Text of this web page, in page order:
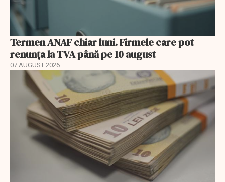
Termen ANAF chiar luni. Firmele care pot
renunța la TVA până pe 10 august
07 AUGUST 2026